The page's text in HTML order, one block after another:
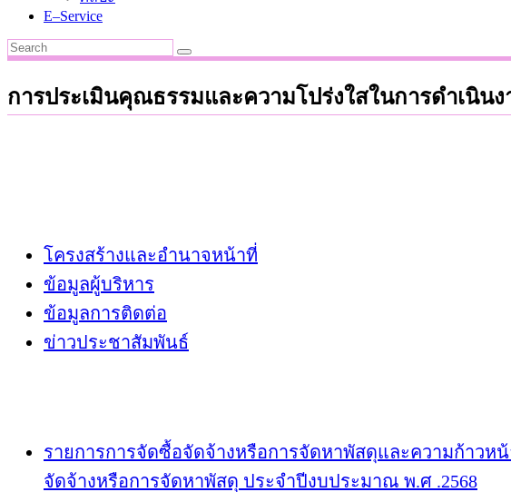
E–Service
การประเมินคุณธรรมและความโปร่งใสในการดําเนิน
โครงสร้างและอำนาจหน้าที่
ข้อมูลผู้บริหาร
ข้อมูลการติดต่อ
ข่าวประชาสัมพันธ
รายการการจัดซื้อจัดจ้างหรือการจัดหาพัสดุและความก้าวห
จัดจ้างหรือการจัดหาพัสดุ ประจำปีงบประมาณ พ.ศ .2568